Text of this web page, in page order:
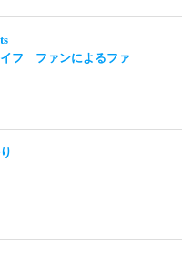
イフ ファンによるファ